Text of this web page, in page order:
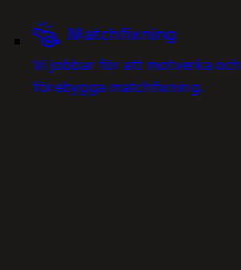
Matchfixning
Vi jobbar för att motverka och
förebygga matchfixning.